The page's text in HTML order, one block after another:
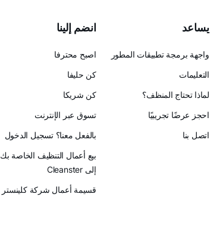
يساعد
واجهة برمجة تطبيقات المطور
التعليمات
لماذا تحتاج المنظف؟
احجز عرضًا تجريبيًا
اتصل بنا
انضم إلينا
اصبح محترفا
كن حليفا
كن شريكا
تسوق عبر الإنترنت
بالفعل معنا؟ تسجيل الدخول
بيع أعمال التنظيف الخاصة بك
إلى Cleanster
قسيمة أعمال شركة كلينستر